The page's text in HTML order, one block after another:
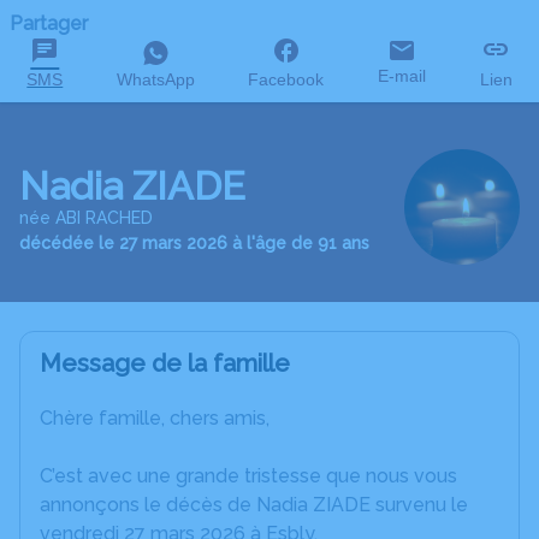
Partager
SMS WhatsApp Facebook E-mail Lien
Nadia ZIADE
née ABI RACHED
décédée le 27 mars 2026 à l'âge de 91 ans
Message de la famille
Chère famille, chers amis,
C’est avec une grande tristesse que nous vous
annonçons le décès de Nadia ZIADE survenu le
vendredi 27 mars 2026 à Esbly.